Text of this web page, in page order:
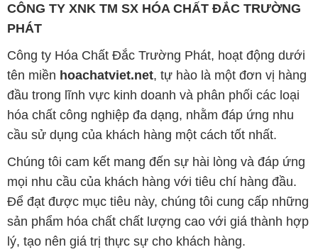
đầu trong lĩnh vực kinh doanh và phân phối các loại
hóa chất công nghiệp đa dạng, nhằm đáp ứng nhu
cầu sử dụng của khách hàng một cách tốt nhất.
Chúng tôi cam kết mang đến sự hài lòng và đáp ứng
mọi nhu cầu của khách hàng với tiêu chí hàng đầu.
Để đạt được mục tiêu này, chúng tôi cung cấp những
sản phẩm hóa chất chất lượng cao với giá thành hợp
lý, tạo nên giá trị thực sự cho khách hàng.
Uy tín là nguyên tắc hàng đầu trong hoạt động kinh
doanh của chúng tôi. Chúng tôi luôn ý thức rằng mỗi
sản phẩm mà chúng tôi cung cấp cần phải đáp ứng
tiêu chuẩn chất lượng cao, đảm bảo sự hài lòng của